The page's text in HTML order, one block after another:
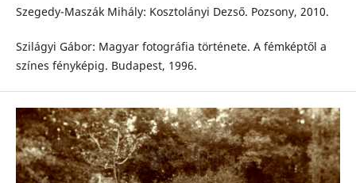
Szegedy-Maszák Mihály: Kosztolányi Dezső. Pozsony, 2010.
Szilágyi Gábor: Magyar fotográfia története. A fémképtől a
színes fényképig. Budapest, 1996.